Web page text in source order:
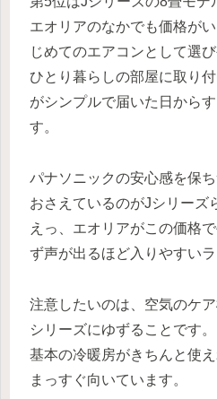
エオリアのなかでも価格が
じめてのエアコンとして選
ひとり暮らしの部屋に取り
がシンプルで届いた日から
す。
パナソニックの安心感を保
おさえているのがJシリーズ
えっ、エオリアがこの価格
ず声が出るほど入りやすいラ
注意したいのは、空気のケ
シリーズにゆずることです。
基本の冷暖房がきちんと使
まっすぐ向いています。